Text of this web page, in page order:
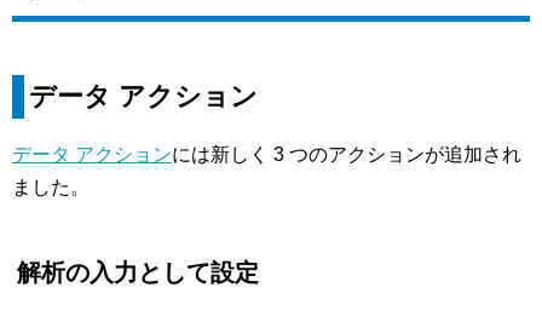
データ アクション
データ アクションには新しく 3 つのアクションが追加され
ました。
解析の入力として設定